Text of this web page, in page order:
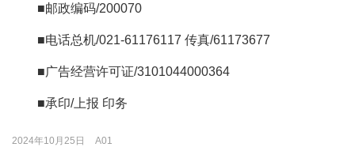
■邮政编码/200070
■电话总机/021-61176117 传真/61173677
■广告经营许可证/3101044000364
■承印/上报 印务
2024年10月25日 A01